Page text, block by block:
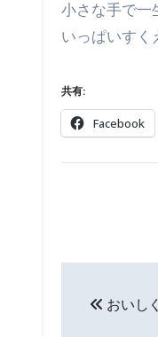
小さな手で一
いっぱいすく
共有:
Facebook
おいし